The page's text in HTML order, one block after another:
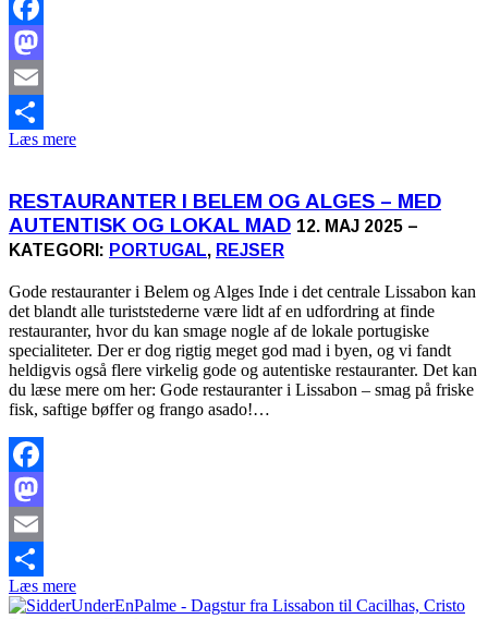
Facebook
Mastodon
Email
Share
Læs mere
RESTAURANTER I BELEM OG ALGES – MED
AUTENTISK OG LOKAL MAD 12. MAJ 2025 –
KATEGORI: PORTUGAL, REJSER
Gode restauranter i Belem og Alges Inde i det centrale Lissabon kan
det blandt alle turiststederne være lidt af en udfordring at finde
restauranter, hvor du kan smage nogle af de lokale portugiske
specialiteter. Der er dog rigtig meget god mad i byen, og vi fandt
heldigvis også flere virkelig gode og autentiske restauranter. Det kan
du læse mere om her: Gode restauranter i Lissabon – smag på friske
fisk, saftige bøffer og frango asado!…
Facebook
Mastodon
Email
Share
Læs mere